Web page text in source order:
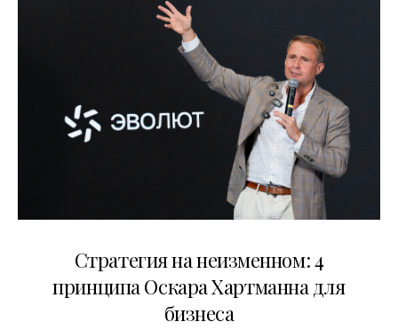
Стратегия на неизменном: 4
принципа Оскара Хартманна для
бизнеса